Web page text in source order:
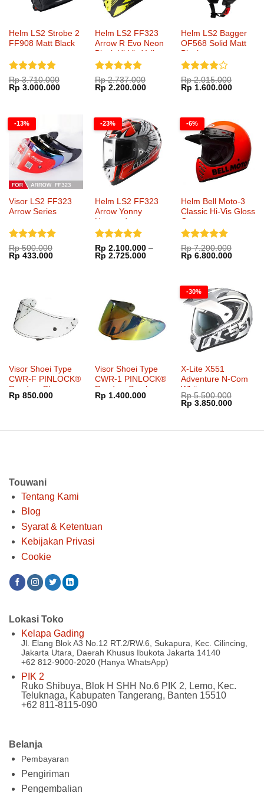
Helm LS2 Strobe 2
FF908 Matt Black
Dinilai5
dari 5
Rp3.710.000
Harga
aslinya
Rp 3.000.000Harga
Rp 3.000.000.
Helm LS2 FF323
Arrow R Evo Neon
Black Hi-Vis Yellow
Dinilai5
dari 5
Rp2.737.000
Harga
aslinya
Rp 2.200.000Harga
Rp 2.200.000.
Helm LS2 Bagger
OF568 Solid Matt
Black
Dinilai4
dari 5
Rp2.015.000
Harga
aslinya
Rp 1.600.000Harga
-13%
Visor LS2 FF323
Arrow Series
Dinilai5
dari 5
Rp500.000
Harga
aslinya
Rp 433.000Harga
-23%
Helm LS2 FF323
Arrow Yonny
Hernandez
Dinilai5
dari 5
Rp 2.100.000 –
Rp 2.725.000Rentang
Rp 2.725.000
-6%
Helm Bell Moto-3
Classic Hi-Vis Gloss
Orange
Dinilai5
dari 5
Rp7.200.000
Harga
aslinya
Rp 6.800.000Harga
Visor Shoei Type
CWR-F PINLOCK®
Ready – Clear
Rp 850.000
Visor Shoei Type
CWR-1 PINLOCK®
Ready – Smoke
Mirror Fire Orange
Rp 1.400.000
-30%
X-Lite X551
Adventure N-Com
White
Rp5.500.000
Harga
aslinya
Rp 3.850.000Harga
Rp
Touwani
Tentang Kami
Blog
Syarat & Ketentuan
Kebijakan Privasi
Cookie
Belanja
Pembayaran
Pengiriman
Pengembalian
Lokasi Toko
Kelapa Gading
Jl. Elang Blok A3 No.12 RT.2/RW.6, Sukapura, Kec. Cilincing,
Jakarta Utara, Daerah Khusus Ibukota Jakarta 14140
+62 812-9000-2020 (Hanya WhatsApp)
PIK 2
Ruko Shibuya, Blok H SHH No.6 PIK 2, Lemo, Kec.
Teluknaga, Kabupaten Tangerang, Banten 15510
+62 811-8115-090